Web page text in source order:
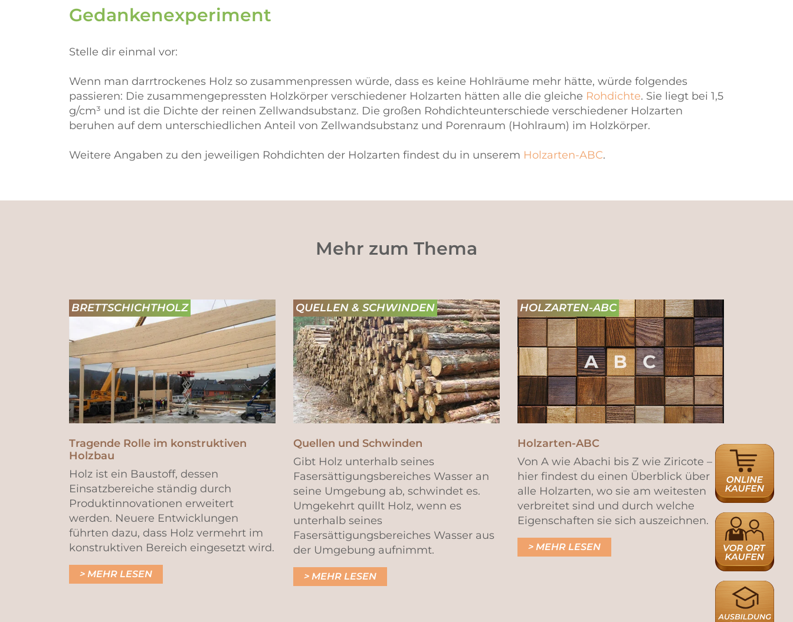
Gedankenexperiment
Stelle dir einmal vor:
Wenn man darrtrockenes Holz so zusammenpressen würde, dass es keine Hohlräume mehr hätte, würde folgendes
passieren: Die zusammengepressten Holzkörper verschiedener Holzarten hätten alle die gleiche Rohdichte. Sie liegt bei 1,5
g/cm³ und ist die Dichte der reinen Zellwandsubstanz. Die großen Rohdichteunterschiede verschiedener Holzarten
beruhen auf dem unterschiedlichen Anteil von Zellwandsubstanz und Porenraum (Hohlraum) im Holzkörper.
Weitere Angaben zu den jeweiligen Rohdichten der Holzarten findest du in unserem Holzarten-ABC.
Mehr zum Thema
BRETTSCHICHTHOLZ
Tragende Rolle im konstruktiven
Holzbau
Holz ist ein Baustoff, dessen
Einsatzbereiche ständig durch
Produktinnovationen erweitert
werden. Neuere Entwicklungen
führten dazu, dass Holz vermehrt im
konstruktiven Bereich eingesetzt wird.
MEHR LESEN
QUELLEN & SCHWINDEN
Quellen und Schwinden
Gibt Holz unterhalb seines
Fasersättigungsbereiches Wasser an
seine Umgebung ab, schwindet es.
Umgekehrt quillt Holz, wenn es
unterhalb seines
Fasersättigungsbereiches Wasser aus
der Umgebung aufnimmt.
MEHR LESEN
HOLZARTEN-ABC
Holzarten-ABC
Von A wie Abachi bis Z wie Ziricote –
hier findest du einen Überblick über
alle Holzarten, wo sie am weitesten
verbreitet sind und durch welche
Eigenschaften sie sich auszeichnen.
MEHR LESEN
ONLINE